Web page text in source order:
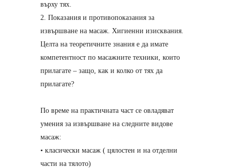
върху тях.
2. Показания и противопоказания за
извършване на масаж. Хигиенни изисквания.
Целта на теоретичните знания е да имате
компетентност по масажните техники, които
прилагате – защо, как и колко от тях да
прилагате?
По време на практичната част се овладяват
умения за извършване на следните видове
масаж:
• класически масаж ( цялостен и на отделни
части на тялото)